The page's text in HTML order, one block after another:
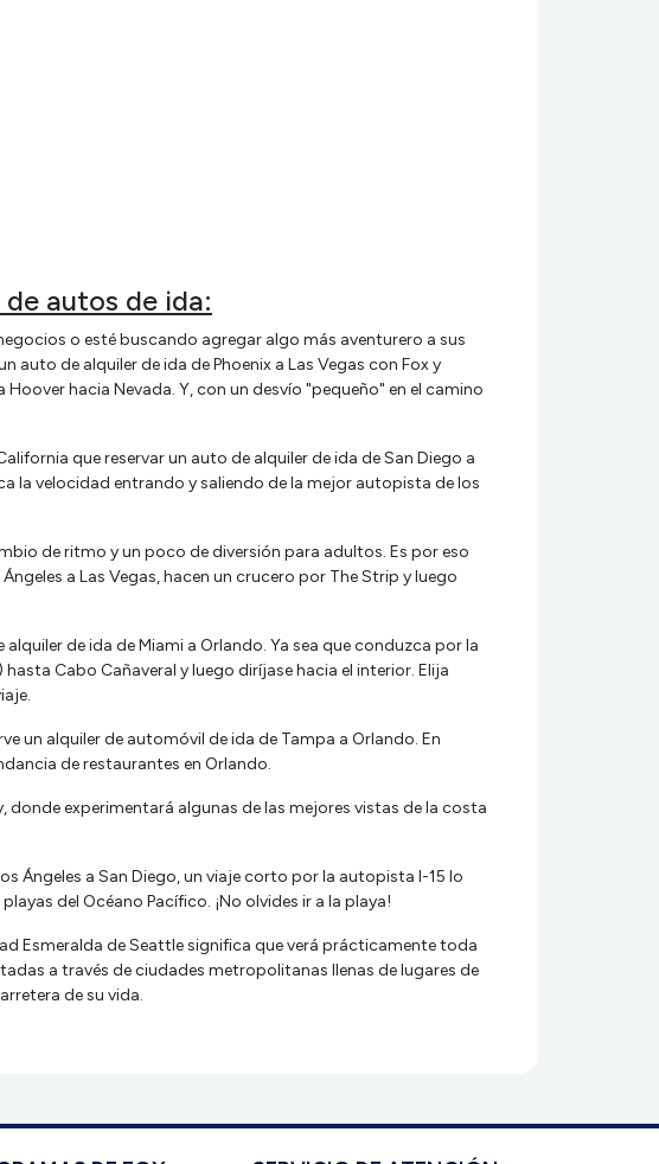
autos de ida:
o esté buscando agregar algo más aventurero a sus
auto de alquiler de ida de Phoenix a Las Vegas con Fox y
hacia Nevada. Y, con un desvío "pequeño" en el camino
que reservar un auto de alquiler de ida de San Diego a
la velocidad entrando y saliendo de la mejor autopista de los
de ritmo y un poco de diversión para adultos. Es por eso
a Las Vegas, hacen un crucero por The Strip y luego
de ida de Miami a Orlando. Ya sea que conduzca por la
Cabo Cañaveral y luego diríjase hacia el interior. Elija
un alquiler de automóvil de ida de Tampa a Orlando. En
de restaurantes en Orlando.
donde experimentará algunas de las mejores vistas de la costa
Ángeles a San Diego, un viaje corto por la autopista I-15 lo
del Océano Pacífico. ¡No olvides ir a la playa!
Esmeralda de Seattle significa que verá prácticamente toda
a través de ciudades metropolitanas llenas de lugares de
de su vida.